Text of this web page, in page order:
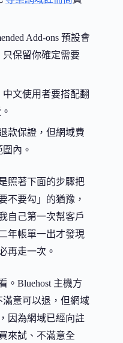
Add-ons 預設會
保留你確定需要
中文使用者要搭配翻
款保證，但網域費
內。
照著下面的步驟把
不要勾」的猶豫，
自己第一次幫客戶
年帳單一出才發現
再走一次。
。Bluehost 主機方
滿意可以退，但網域
因為網域已經向註
來試、不滿意全